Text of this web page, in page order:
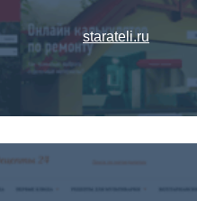
starateli.ru